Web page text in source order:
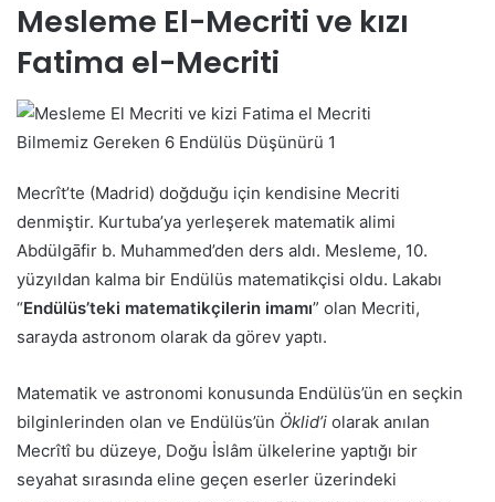
Mesleme El-Mecriti ve kızı
Fatima el-Mecriti
Bilmemiz Gereken 6 Endülüs Düşünürü 1
Mecrît’te (Madrid) doğduğu için kendisine Mecriti
denmiştir. Kurtuba’ya yerleşerek matematik alimi
Abdülgāfir b. Muhammed’den ders aldı. Mesleme, 10.
yüzyıldan kalma bir Endülüs matematikçisi oldu. Lakabı
“Endülüs’teki matematikçilerin imamı” olan Mecriti,
sarayda astronom olarak da görev yaptı.
Matematik ve astronomi konusunda Endülüs’ün en seçkin
bilginlerinden olan ve Endülüs’ün Öklid’i olarak anılan
Mecrîtî bu düzeye, Doğu İslâm ülkelerine yaptığı bir
seyahat sırasında eline geçen eserler üzerindeki